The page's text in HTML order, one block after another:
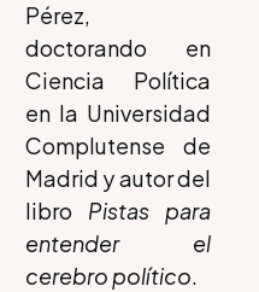
Pérez,
doctorando en
Ciencia Política
en la Universidad
Complutense de
Madrid y autor del
libro Pistas para
entender el
cerebro político.